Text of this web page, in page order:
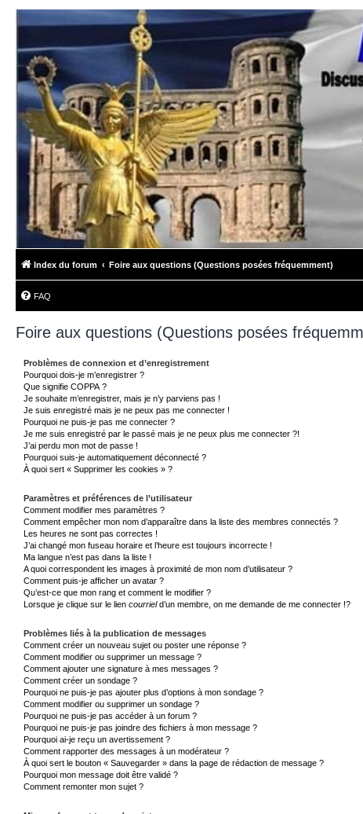
Index du forum Foire aux questions (Questions posées fréquemment)
FAQ
Foire aux questions (Questions posées
Problèmes de connexion et d’enregistrement
Pourquoi dois-je m’enregistrer ?
Que signifie COPPA ?
Je souhaite m’enregistrer, mais je n’y parviens pas !
Je suis enregistré mais je ne peux pas me connecter !
Pourquoi ne puis-je pas me connecter ?
Je me suis enregistré par le passé mais je ne peux plus me connecter ?!
J’ai perdu mon mot de passe !
Pourquoi suis-je automatiquement déconnecté ?
À quoi sert « Supprimer les cookies » ?
Paramètres et préférences de l’utilisateur
Comment modifier mes paramètres ?
Comment empêcher mon nom d’apparaître dans la liste des membres connectés ?
Les heures ne sont pas correctes !
J’ai changé mon fuseau horaire et l’heure est toujours incorrecte !
Ma langue n’est pas dans la liste !
A quoi correspondent les images à proximité de mon nom d’utilisateur ?
Comment puis-je afficher un avatar ?
Qu’est-ce que mon rang et comment le modifier ?
Lorsque je clique sur le lien courrield’un membre, on me demande de me connecter !?
Problèmes liés à la publication de messages
Comment créer un nouveau sujet ou poster une réponse ?
Comment modifier ou supprimer un message ?
Comment ajouter une signature à mes messages ?
Comment créer un sondage ?
Pourquoi ne puis-je pas ajouter plus d’options à mon sondage ?
Comment modifier ou supprimer un sondage ?
Pourquoi ne puis-je pas accéder à un forum ?
Pourquoi ne puis-je pas joindre des fichiers à mon message ?
Pourquoi ai-je reçu un avertissement ?
Comment rapporter des messages à un modérateur ?
À quoi sert le bouton « Sauvegarder » dans la page de rédaction de message ?
Pourquoi mon message doit être validé ?
Comment remonter mon sujet ?